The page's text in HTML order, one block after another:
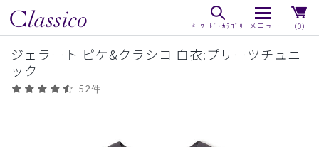
（0）
ジェラート ピケ&クラシコ 白衣:プリーツチュニ
ック
52件